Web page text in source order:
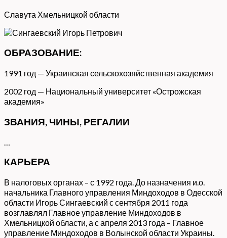
Славута Хмельницкой области
ОБРАЗОВАНИЕ:
1991 год — Украинская сельскохозяйственная академия
2002 год — Национальный университет «Острожская
академия»
ЗВАНИЯ, ЧИНЫ, РЕГАЛИИ
КАРЬЕРА
В налоговых органах – с 1992 года. До назначения и.о.
начальника Главного управления Миндоходов в Одесской
области Игорь Сингаевский с сентября 2011 года
возглавлял Главное управление Миндоходов в
Хмельницкой области, а с апреля 2013 года – Главное
управление Миндоходов в Волынской области Украины.